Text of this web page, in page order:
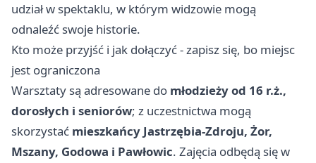
udział w spektaklu, w którym widzowie mogą
odnaleźć swoje historie.
Kto może przyjść i jak dołączyć - zapisz się, bo miejsc
jest ograniczona
Warsztaty są adresowane do młodzieży od 16 r.ż.,
dorosłych i seniorów; z uczestnictwa mogą
skorzystać mieszkańcy Jastrzębia-Zdroju, Żor,
Mszany, Godowa i Pawłowic. Zajęcia odbędą się w